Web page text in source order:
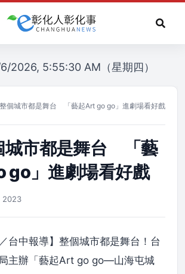
2026, 5:55:30 AM（星期四）
個城市都是舞台 「藝起Art go go」進劇場看好戲
城市都是舞台 「藝
go」進劇場看好戲
2023
台中報導】整個城市都是舞台！台
主辦「藝起Art go go—山海屯城